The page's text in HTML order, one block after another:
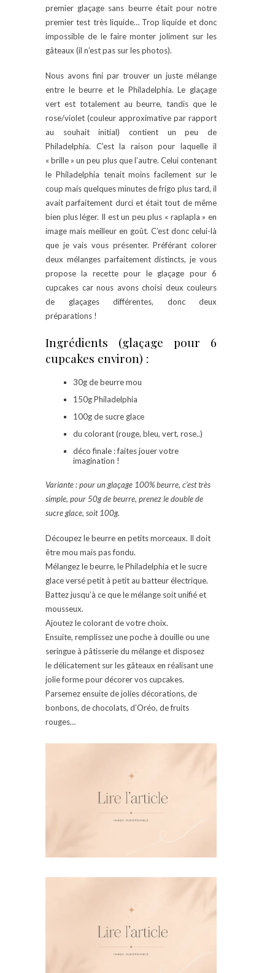
premier glaçage sans beurre était pour notre
premier test très liquide… Trop liquide et donc
impossible de le faire monter joliment sur les
gâteaux (il n’est pas sur les photos).
Nous avons fini par trouver un juste mélange
entre le beurre et le Philadelphia. Le glaçage
vert est totalement au beurre, tandis que le
rose/violet (couleur approximative par rapport
au souhait initial) contient un peu de
Philadelphia. C’est la raison pour laquelle il
« brille » un peu plus que l’autre. Celui contenant
le Philadelphia tenait moins facilement sur le
coup mais quelques minutes de frigo plus tard, il
avait parfaitement durci et était tout de même
bien plus léger. Il est un peu plus « raplapla » en
image mais meilleur en goût. C’est donc celui-là
que je vais vous présenter. Préférant colorer
deux mélanges parfaitement distincts, je vous
propose la recette pour le glaçage pour 6
cupcakes car nous avons choisi deux couleurs
de glaçages différentes, donc deux
préparations !
Ingrédients (glaçage pour 6
cupcakes environ) :
30g de beurre mou
150g Philadelphia
100g de sucre glace
du colorant (rouge, bleu, vert, rose..)
déco finale : faites jouer votre
imagination !
Variante : pour un glaçage 100% beurre, c’est très
simple, pour 50g de beurre, prenez le double de
sucre glace, soit 100g.
Découpez le beurre en petits morceaux. Il doit
être mou mais pas fondu.
Mélangez le beurre, le Philadelphia et le sucre
glace versé petit à petit au batteur électrique.
Battez jusqu’à ce que le mélange soit unifié et
mousseux.
Ajoutez le colorant de votre choix.
Ensuite, remplissez une poche à douille ou une
seringue à pâtisserie du mélange et disposez
le délicatement sur les gâteaux en réalisant une
jolie forme pour décorer vos cupcakes.
Parsemez ensuite de jolies décorations, de
bonbons, de chocolats, d’Oréo, de fruits
rouges…